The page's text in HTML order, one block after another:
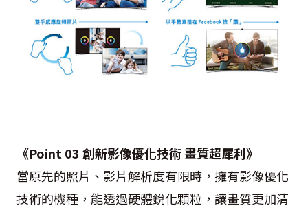
《Point 03 創新影像優化技術 畫質超犀利》
當原先的照片、影片解析度有限時，擁有影像優化
技術的機種，能透過硬體銳化顆粒，讓畫質更加清